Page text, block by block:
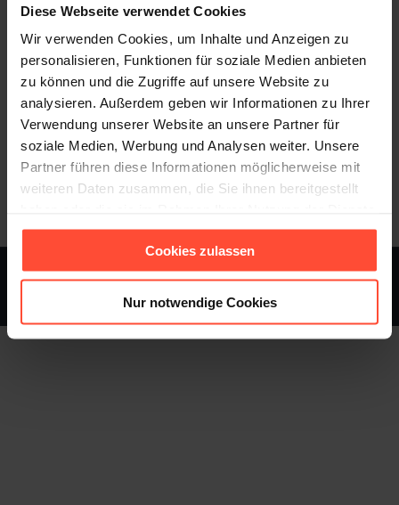
Diese Webseite verwendet Cookies
Wir verwenden Cookies, um Inhalte und Anzeigen zu
personalisieren, Funktionen für soziale Medien anbieten
zu können und die Zugriffe auf unsere Website zu
analysieren. Außerdem geben wir Informationen zu Ihrer
Verwendung unserer Website an unsere Partner für
soziale Medien, Werbung und Analysen weiter. Unsere
Partner führen diese Informationen möglicherweise mit
weiteren Daten zusammen, die Sie ihnen bereitgestellt
gesammelt haben.
Cookies zulassen
Nur notwendige Cookies
einer Umfrage unter 200 Logistikentscheidern
deutscher Unternehmen. Bereits zum achten Mal
realisierte STURMFEST das erfolgreiche Content-
Format für B2B-Kommunikation von Hermes
Germany. Die Ergebnisse des 8. Hermes-
Barometers finden Sie auf dem Hermes-Supply-
Chain-Blog.
STURMFEST - Berater für Kommunikation - © 2013 - 2026
Footer